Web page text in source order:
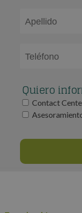
Quiero
Contact